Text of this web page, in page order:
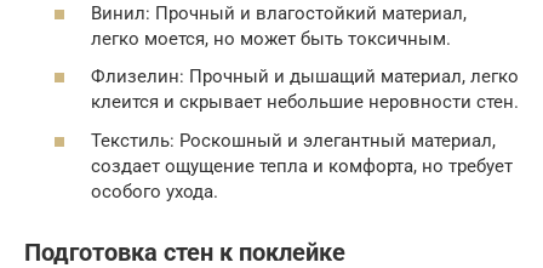
Винил: Прочный и влагостойкий материал,
легко моется, но может быть токсичным.
Флизелин: Прочный и дышащий материал, легко
клеится и скрывает небольшие неровности стен.
Текстиль: Роскошный и элегантный материал,
создает ощущение тепла и комфорта, но требует
особого ухода.
Подготовка стен к поклейке